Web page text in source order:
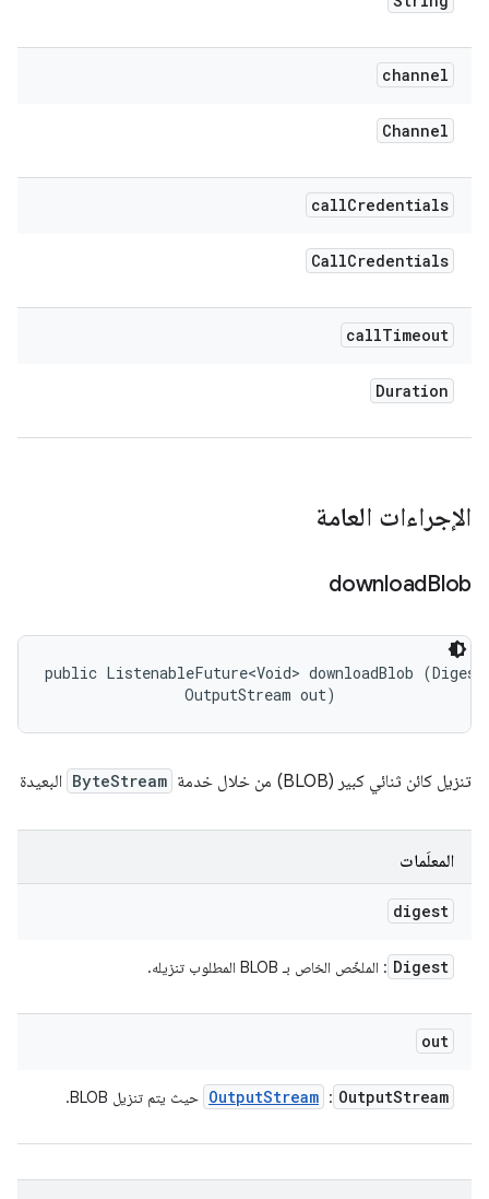
channel
Channel
callCredentials
CallCredentials
callTimeout
Duration
الإجراءات العامة
downloadBlob
public ListenableFuture<Void> downloadBlob
                OutputStream out)
تنزيل كائن ثنائي كبير (BLOB) من خلال خدمة ByteStream البعيدة
المعلَمات
digest
Digest : الملخّص الخاص بـ BLOB المطلوب تنزيله.
out
OutputStream
:
OutputStream حيث يتم تنزيل BLOB.